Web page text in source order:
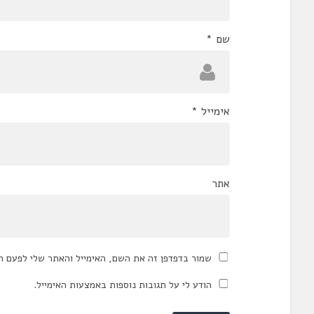
שם *
אימייל *
אתר
שמור בדפדפן זה את השם, האימייל והאתר שלי לפעם
הודע לי על תגובות נוספות באמצעות האימייל.